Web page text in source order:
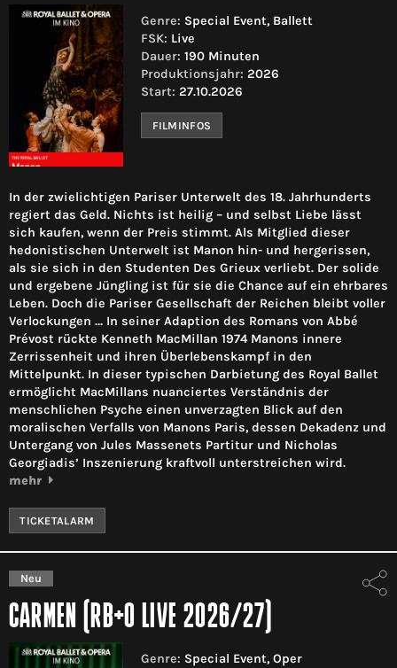
Genre: Special Event, Ballett
FSK: Live
Dauer: 190 Minuten
Produktionsjahr: 2026
Start: 27.10.2026
FILMINFOS
In der zwielichtigen Pariser Unterwelt des 18. Jahrhunderts
regiert das Geld. Nichts ist heilig – und selbst Liebe lässt
sich kaufen, wenn der Preis stimmt. Als Mitglied dieser
hedonistischen Unterwelt ist Manon hin- und hergerissen,
als sie sich in den Studenten Des Grieux verliebt. Der solide
und ergebene Jüngling ist für sie die Chance auf ein ehrbares
Leben. Doch die Pariser Gesellschaft der Reichen bleibt voller
Verlockungen … In seiner Adaption des Romans von Abbé
Prévost rückte Kenneth MacMillan 1974 Manons innere
Zerrissenheit und ihren Überlebenskampf in den
Mittelpunkt. In dieser typischen Darbietung des Royal Ballet
ermöglicht MacMillans nuanciertes Verständnis der
menschlichen Psyche einen unverzagten Blick auf den
moralischen Verfalls von Manons Paris, dessen Dekadenz und
Untergang von Jules Massenets Partitur und Nicholas
Georgiadis’ Inszenierung kraftvoll unterstreichen wird.
mehr
TICKETALARM
Neu
CARMEN (RB+O LIVE 2026/27)
Genre: Special Event, Oper